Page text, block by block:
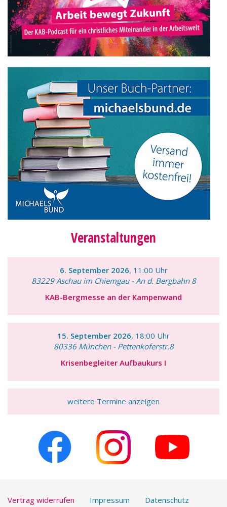
Veranstaltungen
6. September 2026, 11:00 Uhr
83229 Aschau im Chiemgau - An d. Bergbahn 8
KAB-Bergmesse an der Kampenwand
15. September 2026, 18:00 Uhr
80336 München - Pettenkoferstr.8
Krisenbegleiter Aufbaukurs I
weitere Termine anzeigen
Vertrag widerrufen Impressum Datenschutz